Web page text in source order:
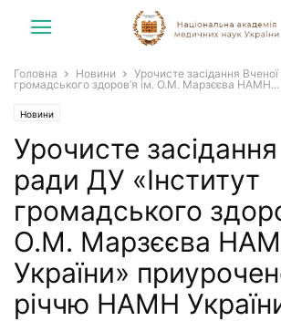
Головна Новини
Урочисте засідання
громадського здоров’я ім. О.М. Марзєєва НАМН...
Новини
Урочисте
ради ДУ «Інститут
громадського
О.М. Марзєєва
України»
річчю НАМН